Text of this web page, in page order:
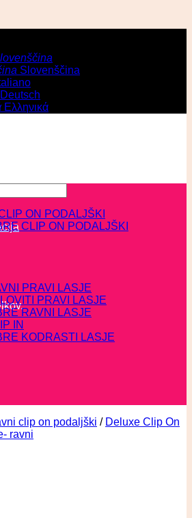
Slovenščina
Deutsch
Ελληνικά
ON PODALJŠKI
CLIP ON PODALJŠKI
PRAVI LASJE
PRAVI LASJE
RAVNI LASJE
IN
KODRASTI LASJE
clip on podaljški / Deluxe Clip On
ravni